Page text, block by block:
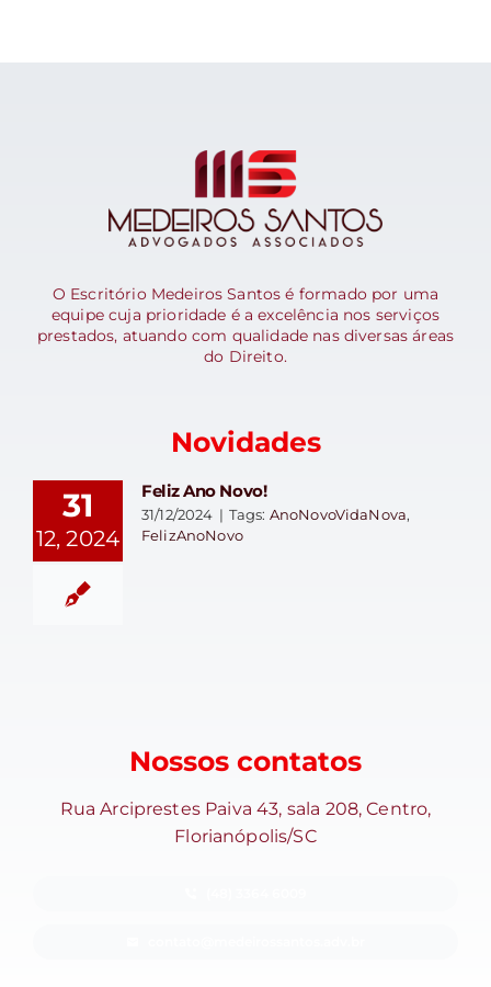
O Escritório Medeiros Santos é formado por uma
equipe cuja prioridade é a excelência nos serviços
prestados, atuando com qualidade nas diversas áreas
do Direito.
Novidades
31
12, 2024
Feliz Ano Novo!
31/12/2024 | Tags: AnoNovoVidaNova,
FelizAnoNovo
Nossos contatos
Rua Arciprestes Paiva 43, sala 208, Centro,
Florianópolis/SC